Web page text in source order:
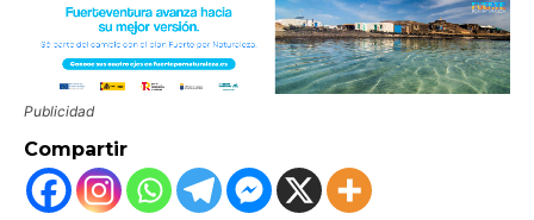
Publicidad
Compartir